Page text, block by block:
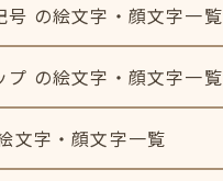
号 の絵文字・顔文字一覧
プ の絵文字・顔文字一覧
文字・顔文字一覧